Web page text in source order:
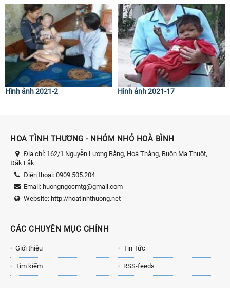
Hình ảnh 2021-2 Hình ảnh 2021-17
HOA TÌNH THƯƠNG - NHÓM NHỎ HOÀ BÌNH
Địa chỉ: 162/1 Nguyễn Lương Bằng, Hoà Thắng, Buôn Ma Thuột,
Đắk Lắk
Điện thoại: 0909.505.204
Email: huongngocmtg@gmail.com
Website: http://hoatinhthuong.net
CÁC CHUYÊN MỤC CHÍNH
Giới thiệu Tin Tức
Tìm kiếm RSS-feeds